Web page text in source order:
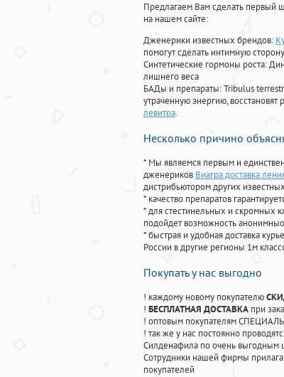
Предлагаем Вам сделать первый
на нашем сайте:
Дженерики известных брендов:
помогут сделать интимную
Синтетические гормоны роста:
лишнего веса
БАДы и препараты:Tribulus
утраченную энергию, восстановят
левитра.
Несколько причино
* Мы являемся первым и
дженериков Виагра доставка
дистрибьютором других
* качество препаратов
* для стестинельных и скромных
подойдет возможность
* быстрая и удобная доставка
России в другие регионы 1м
Покупать у нас выгодно
! каждому новому покупателю
! БЕСПЛАТНАЯ ДОСТАВКА при
! оптовым покупателям
! так же у нас постоянно
Силденафила по очень выгодным
Cотрудники нашей фирмы
покупателей